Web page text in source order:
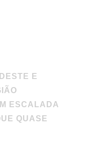
QUASE
REIVINDICAM
RECEITAS
VÃO